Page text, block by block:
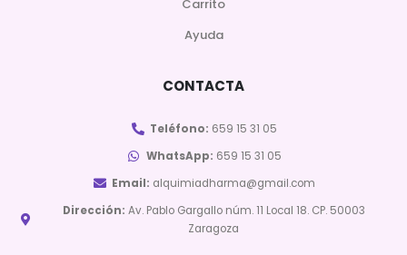
Carrito
Ayuda
CONTACTA
Teléfono: 659 15 31 05
WhatsApp: 659 15 31 05
Email: alquimiadharma@gmail.com
Dirección: Av. Pablo Gargallo núm. 11 Local 18. CP. 50003
Zaragoza